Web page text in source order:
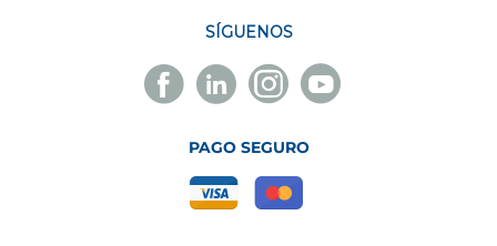
SÍGUENOS
Facebook
Novelec
Linkedin
Novelec
Instagram
Novelec
Youtube
Novelec
PAGO SEGURO